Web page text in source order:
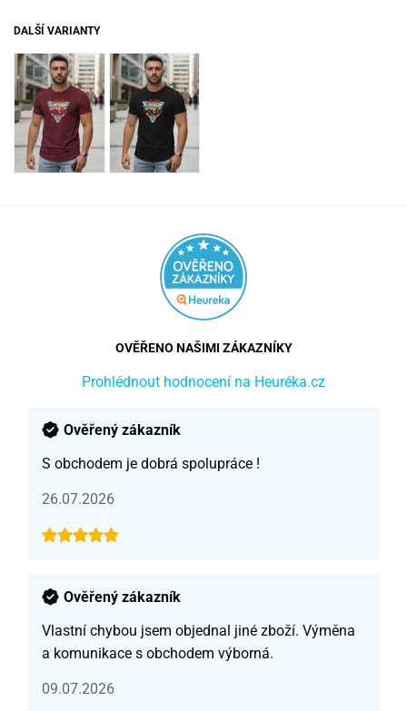
DALŠÍ VARIANTY
OVĚŘENO NAŠIMI ZÁKAZNÍKY
Prohlédnout hodnocení na Heuréka.cz
Ověřený zákazník
S obchodem je dobrá spolupráce !
26.07.2026
Ověřený zákazník
Vlastní chybou jsem objednal jiné zboží. Výměna
a komunikace s obchodem výborná.
09.07.2026